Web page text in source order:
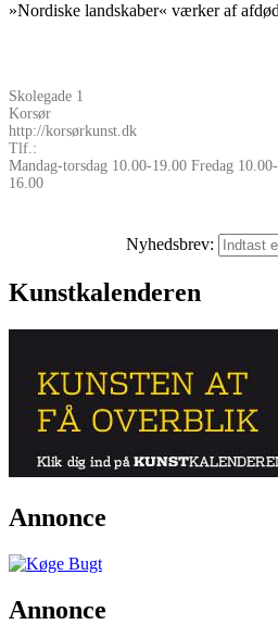
»Nordiske landskaber« værker af
Skolegade 1
Korsør
http://korsørkunst.dk
Tlf.:
Mandag-torsdag 10.00-19.00 Fredag
16.00
Nyhedsbrev:
Kunstkalenderen
Annonce
Annonce